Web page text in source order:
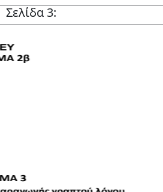
Σελίδα 3: